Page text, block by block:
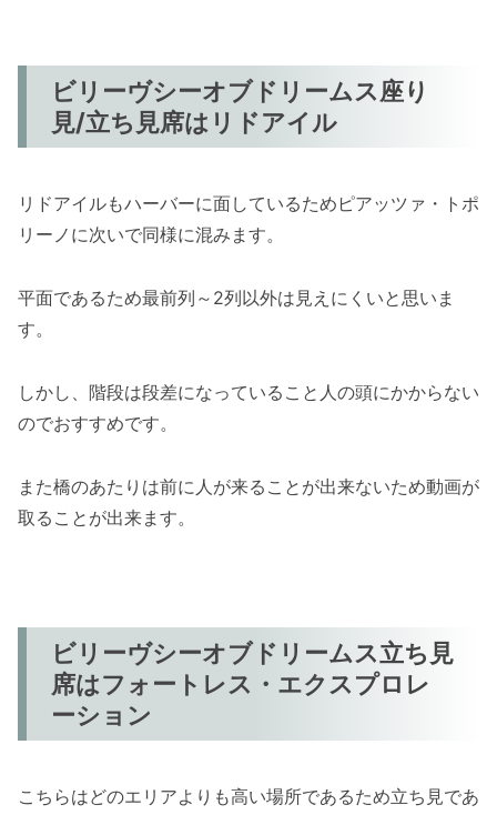
ビリーヴシーオブドリームス座り
見/立ち見席はリドアイル
リドアイルもハーバーに面しているためピアッツァ・トポ
リーノに次いで同様に混みます。
平面であるため最前列～2列以外は見えにくいと思いま
す。
しかし、階段は段差になっていること人の頭にかからない
のでおすすめです。
また橋のあたりは前に人が来ることが出来ないため動画が
取ることが出来ます。
ビリーヴシーオブドリームス立ち見
席はフォートレス・エクスプロレ
ーション
こちらはどのエリアよりも高い場所であるため立ち見であ